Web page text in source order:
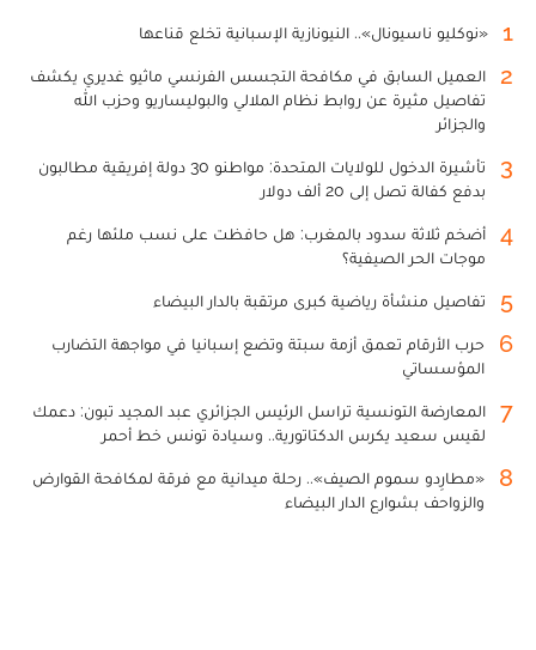
1 «نوكليو ناسيونال».. النيونازية الإسبانية تخلع قناعها
2
العميل السابق في مكافحة التجسس الفرنسي ماثيو غديري يكشف
تفاصيل مثيرة عن روابط نظام الملالي والبوليساريو وحزب الله
والجزائر
3
تأشيرة الدخول للولايات المتحدة: مواطنو 30 دولة إفريقية مطالبون
بدفع كفالة تصل إلى 20 ألف دولار
4
أضخم ثلاثة سدود بالمغرب: هل حافظت على نسب ملئها رغم
موجات الحر الصيفية؟
5 تفاصيل منشأة رياضية كبرى مرتقبة بالدار البيضاء
6
حرب الأرقام تعمق أزمة سبتة وتضع إسبانيا في مواجهة التضارب
المؤسساتي
7
المعارضة التونسية تراسل الرئيس الجزائري عبد المجيد تبون: دعمك
لقيس سعيد يكرس الدكتاتورية.. وسيادة تونس خط أحمر
8
«مطارِدو سموم الصيف».. رحلة ميدانية مع فرقة لمكافحة القوارض
والزواحف بشوارع الدار البيضاء